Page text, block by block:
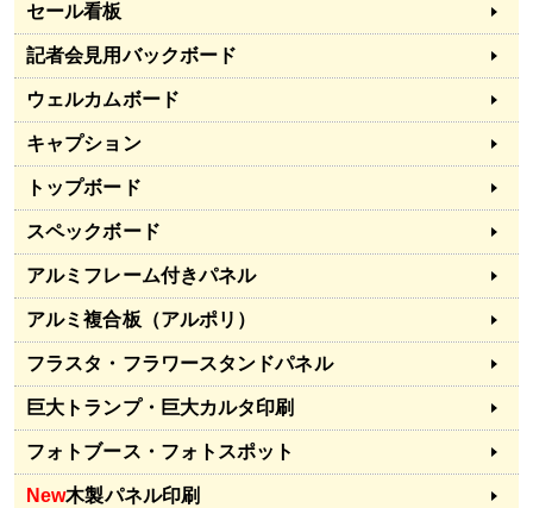
セール看板
記者会見用バックボード
ウェルカムボード
キャプション
トップボード
スペックボード
アルミフレーム付きパネル
アルミ複合板（アルポリ）
フラスタ・フラワースタンドパネル
巨大トランプ・巨大カルタ印刷
フォトブース・フォトスポット
New木製パネル印刷